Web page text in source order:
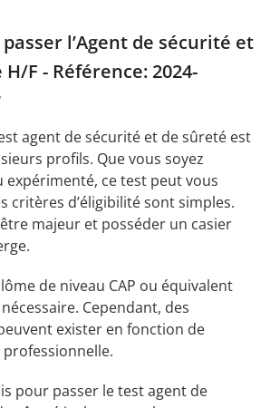
l’Agent de sécurité et
F - Référence: 2024-
agent de sécurité et de sûreté est
profils. Que vous soyez
expérimenté, ce test peut vous
critères d’éligibilité sont simples.
majeur et posséder un casier
de niveau CAP ou équivalent
Cependant, des
exister en fonction de
professionnelle.
pour passer le test agent de